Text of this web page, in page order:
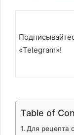
«Telegram»!
Table of
Для рецепта